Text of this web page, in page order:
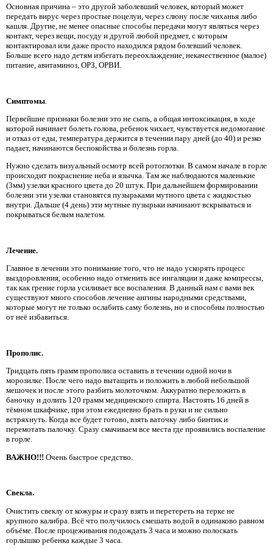
Основная причина – это другой заболевший человек, который может
передать вирус через простые поцелуи, через слюну после чиханья либо
кашля. Другие, не менее опасные способы передачи могут являться через
контакт, через вещи, посуду и другой любой предмет, с которым
контактировал или даже просто находился рядом болевший человек.
Больше всего надо детям избегать переохлаждение, некачественное (малое)
питание, авитаминоз, ОРЗ, ОРВИ.
Симптомы
Первейшие признаки болезни это не сыпь, а общая интоксикация, в ходе
которой начинает болеть голова, ребенок чихает, чувствуется недомогание
и отказ от еды, температура держится в течении пару дней (до 40) и резко
падает, начинаются беспокойства и болезнь горла.
Нужно сделать визуальный осмотр всей ротоглотки. В самом начале в горле
происходит покраснение неба и язычка. Там же наблюдаются маленькие
(3мм) узелки красного цвета до 20 штук. При дальнейшем формировании
болезни эти узелки становятся пузырьками мутного цвета с жидкостью
внутри. Дальше (4 день) эти мутные пузырьки начинают вскрываться и
покрываться белым налетом.
Лечение.
Главное в лечении это понимание того, что не надо ускорять процесс
выздоровления, особенно надо отменить все ингаляции и даже компрессы,
так как грение горла усиливает все воспаления. В данный нам с вами век
существуют много способов лечение ангины народными средствами,
которые могут не только ослабить саму болезнь, но и способны полностью
от неё избавиться.
Прополис.
Тридцать пять грамм прополиса оставить в течении одной ночи в
морозилке. После чего надо вытащить и положить в любой небольшой
мешочек и после этого разбить молоточком. Аккуратно переложить в
баночку и долить 120 грамм медицинского спирта. Настоять 16 дней в
тёмном шкафчике, при этом ежедневно брать в руки и не сильно
встряхнуть. Когда все будет готово, взять ваточку либо бинтик и
перемотать палочку. Сразу смачиваем все места где проявились воспаление
в горле.
ВАЖНО!!! Очень быстрое средство.
Свекла.
Очистить свеклу от кожуры и сразу взять и перетереть на терке не
крупного калибра. Всё что получилось смешать водой в одинаково равном
объёме. После процеживания подождать 3 часа и можно полоскать
горлышко ребенка каждые 3 часа.